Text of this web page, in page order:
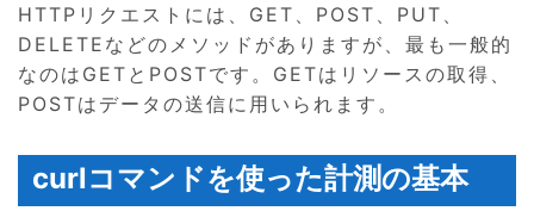
HTTPリクエストには、GET、POST、PUT、
DELETEなどのメソッドがありますが、最も一般的
なのはGETとPOSTです。GETはリソースの取得、
POSTはデータの送信に用いられます。
curlコマンドを使った計測の基本